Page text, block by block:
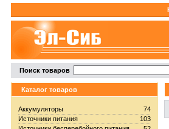
Поиск товаров
Каталог товаров
74
Аккумуляторы
103
Источники питания